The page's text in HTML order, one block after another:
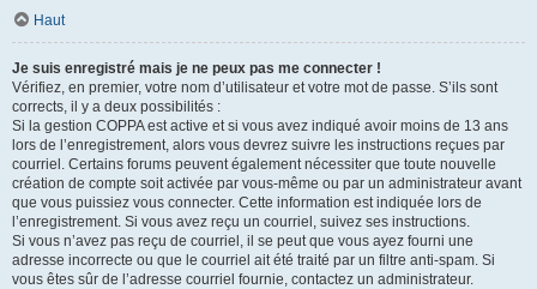
Haut
Je suis enregistré mais je ne peux pas me connecter !
Vérifiez, en premier, votre nom d’utilisateur et votre mot de passe. S’ils sont
corrects, il y a deux possibilités :
Si la gestion COPPA est active et si vous avez indiqué avoir moins de 13 ans
lors de l’enregistrement, alors vous devrez suivre les instructions reçues par
courriel. Certains forums peuvent également nécessiter que toute nouvelle
création de compte soit activée par vous-même ou par un administrateur avant
que vous puissiez vous connecter. Cette information est indiquée lors de
l’enregistrement. Si vous avez reçu un courriel, suivez ses instructions.
Si vous n’avez pas reçu de courriel, il se peut que vous ayez fourni une
adresse incorrecte ou que le courriel ait été traité par un filtre anti-spam. Si
vous êtes sûr de l’adresse courriel fournie, contactez un administrateur.